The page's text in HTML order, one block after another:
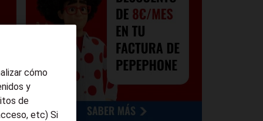
cómo
y
de
etc) Si